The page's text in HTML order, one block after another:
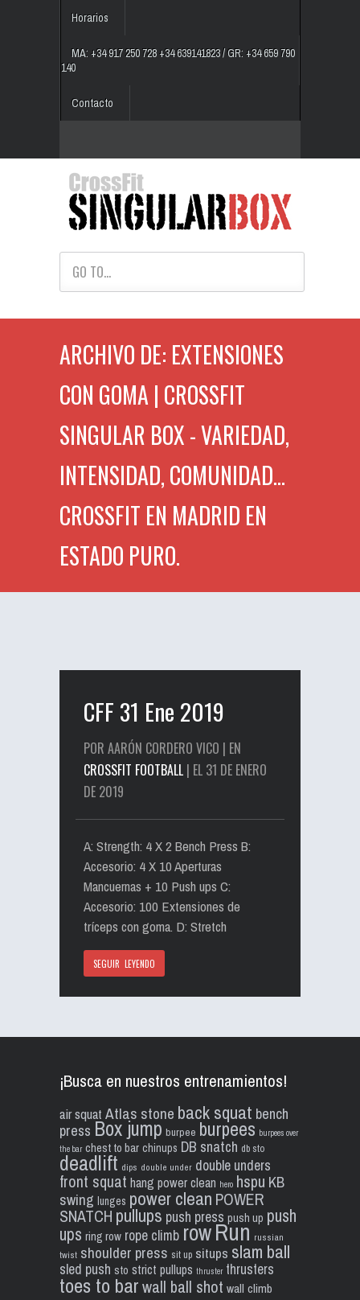
Horarios
MA: +34 917 250 728 +34 639141823 / GR: +34 659 790
140
Contacto
GO TO...
ARCHIVO DE: EXTENSIONES
CON GOMA | CROSSFIT
SINGULAR BOX - VARIEDAD,
INTENSIDAD, COMUNIDAD...
CROSSFIT EN MADRID EN
ESTADO PURO.
CFF 31 Ene 2019
POR AARÓN CORDERO VICO | EN
CROSSFIT FOOTBALL | EL 31 DE ENERO
DE 2019
A: Strength: 4 X 2 Bench Press B:
Accesorio: 4 X 10 Aperturas
Mancuernas + 10 Push ups C:
Accesorio: 100 Extensiones de
tríceps con goma. D: Stretch
SEGUIR LEYENDO
¡Busca en nuestros entrenamientos!
air squat Atlas stone back squat bench
press Box jump burpee burpees burpees over
the bar chest to bar chinups DB snatch db sto
deadlift dips double under double unders
front squat hang power clean hero hspu KB
swing lunges power clean POWER
SNATCH pullups push press push up push
ups ring row rope climb rowRun russian
twist shoulder press sit up situps slam ball
sled push sto strict pullups thruster thrusters
toes to barwall ball shot wall climb